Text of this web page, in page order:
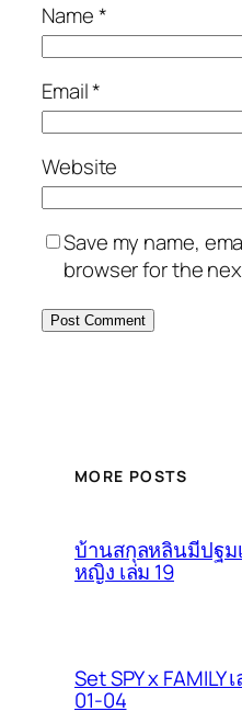
Name*
Email*
Website
Save my name,
browser for the
MORE POSTS
บ้านสกุลหลินมีปฐม
หญิง เล่ม 19
Set SPY x FAMILY
01-04